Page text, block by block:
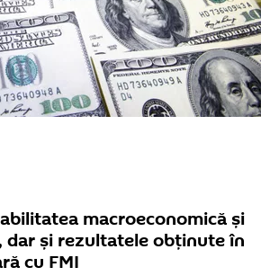
macroeconomică și
dar și rezultatele obținute în
cu FMI